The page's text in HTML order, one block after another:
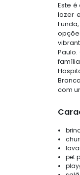
Este
lazer
com
pet